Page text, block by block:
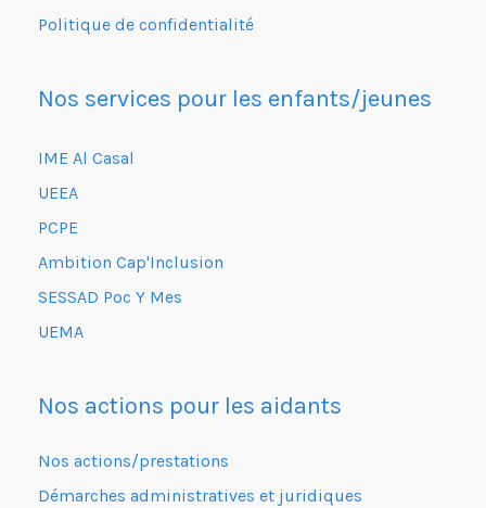
Politique de confidentialité
Nos services pour les enfants/jeunes
IME Al Casal
UEEA
PCPE
Ambition Cap'Inclusion
SESSAD Poc Y Mes
UEMA
Nos actions pour les aidants
Nos actions/prestations
Démarches administratives et juridiques